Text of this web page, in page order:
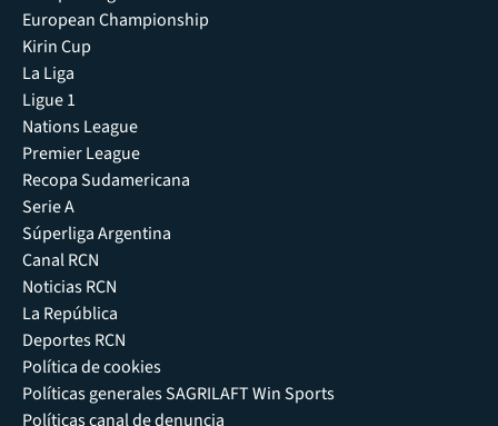
European Championship
Kirin Cup
La Liga
Ligue 1
Nations League
Premier League
Recopa Sudamericana
Serie A
Súperliga Argentina
Canal RCN
Noticias RCN
La República
Deportes RCN
Política de cookies
Políticas generales SAGRILAFT Win Sports
Políticas canal de denuncia